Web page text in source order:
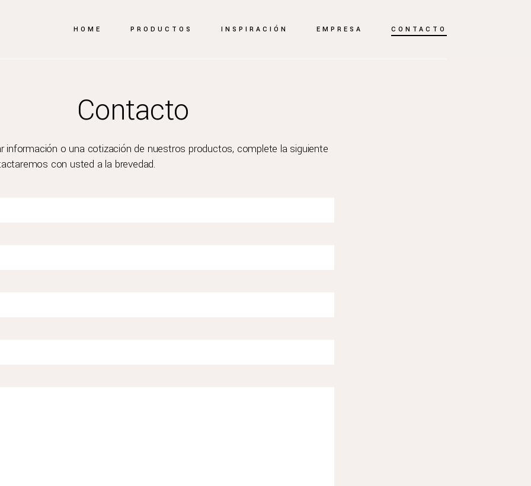
HOME PRODUCTOS INSPIRACIÓN EMPRESA CONTACTO
Contacto
información o una cotización de nuestros productos, complete la siguiente
con usted a la brevedad.